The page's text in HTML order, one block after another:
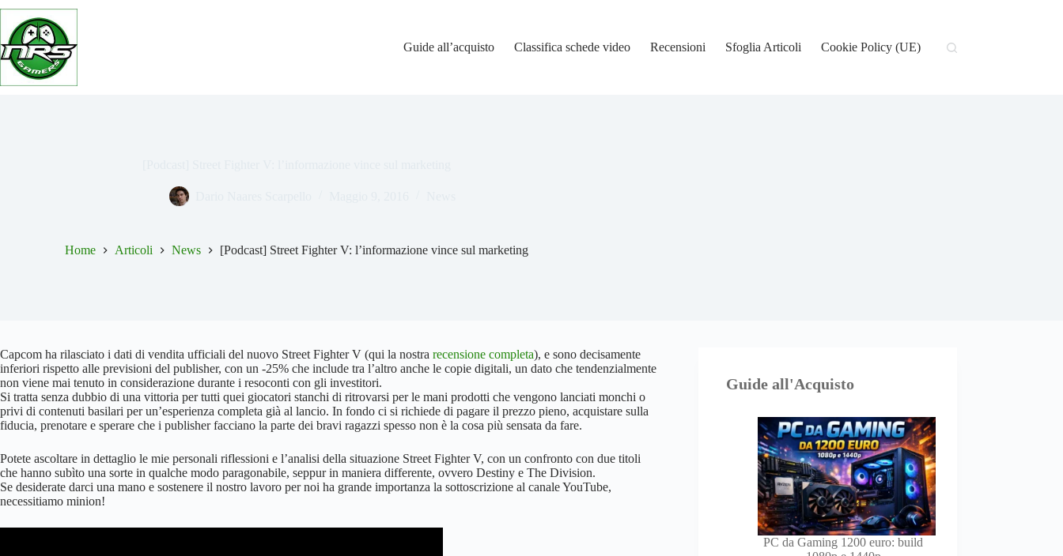
Salta
contenuto
Guide all’acquisto
Classifica schede video Recensioni Sfoglia Articoli Cookie Policy (UE)
Home Articoli News [Podcast] Street Fighter V: l’informazione vince sul marketing
Capcom ha rilasciato i dati di vendita ufficiali del nuovo Street Fighter V (qui la nostra recensione completa), e sono decisamente
inferiori rispetto alle previsioni del publisher, con un -25% che include tra l’altro anche le copie digitali, un dato che tendenzialmente
non viene mai tenuto in considerazione durante i resoconti con gli investitori.
Si tratta senza dubbio di una vittoria per tutti quei giocatori stanchi di ritrovarsi per le mani prodotti che vengono lanciati monchi o
privi di contenuti basilari per un’esperienza completa già al lancio. In fondo ci si richiede di pagare il prezzo pieno, acquistare sulla
fiducia, prenotare e sperare che i publisher facciano la parte dei bravi ragazzi spesso non è la cosa più sensata da fare.
Potete ascoltare in dettaglio le mie personali riflessioni e l’analisi della situazione Street Fighter V, con un confronto con due titoli
che hanno subìto una sorte in qualche modo paragonabile, seppur in maniera differente, ovvero Destiny e The Division.
Se desiderate darci una mano e sostenere il nostro lavoro per noi ha grande importanza la sottoscrizione al canale YouTube,
necessitiamo minion!
Guide all'Acquisto
PC da Gaming 1200 euro: build